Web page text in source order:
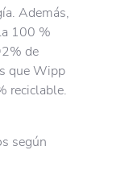
Además,
100 %
de
que Wipp
reciclable.
según